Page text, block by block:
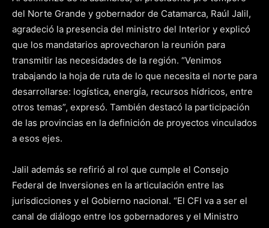
del Norte Grande y gobernador de Catamarca, Raúl Jalil,
agradeció la presencia del ministro del Interior y explicó
que los mandatarios aprovecharon la reunión para
transmitir las necesidades de la región. “Venimos
trabajando la hoja de ruta de lo que necesita el norte para
desarrollarse: logística, energía, recursos hídricos, entre
otros temas”, expresó. También destacó la participación
de las provincias en la definición de proyectos vinculados
a esos ejes.
Jalil además se refirió al rol que cumple el Consejo
Federal de Inversiones en la articulación entre las
jurisdicciones y el Gobierno nacional. “El CFI va a ser el
canal de diálogo entre los gobernadores y el Ministro